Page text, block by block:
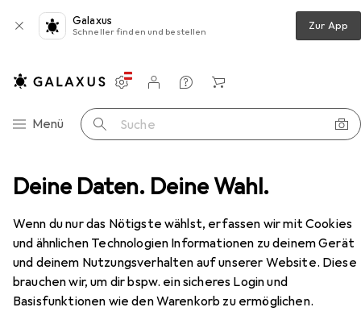
Deine Daten. Deine Wahl.
Wenn du nur das Nötigste wählst, erfassen wir mit Cookies
und ähnlichen Technologien Informationen zu deinem Gerät
und deinem Nutzungsverhalten auf unserer Website. Diese
brauchen wir, um dir bspw. ein sicheres Login und
Basisfunktionen wie den Warenkorb zu ermöglichen.
Galaxus
Schneller finden und bestellen Zur App
Navigation nach Kategorien
Menü Suche
Einstellungen
Kundenkonto
Vergleichslisten
Merklisten
Warenkorb
Raspel + Feile Pferd Dreikantfeile
PferdDreikantfeile
Hieb 2, 250 mm
Zubehör für Pferd Dreikantfeile